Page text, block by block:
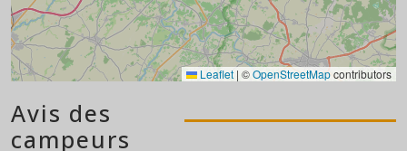
Leaflet | ©OpenStreetMapcontributors
Avis des
campeurs